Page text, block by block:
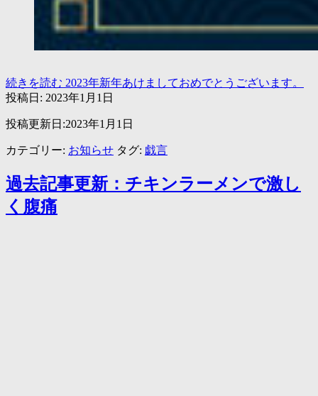
続きを読む 2023年新年あけましておめでとうございます。
投稿日: 2023年1月1日
投稿更新日:2023年1月1日
カテゴリー: お知らせ タグ: 戯言
過去記事更新：チキンラーメンで激し
く腹痛